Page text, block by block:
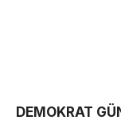
DEMOKRAT